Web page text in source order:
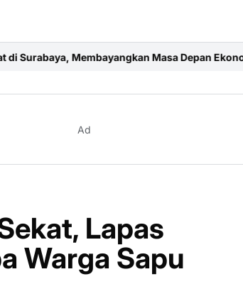
Masa Depan Ekonomi Kreatif dan Media
Ad
Lapas
Warga Sapu